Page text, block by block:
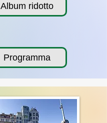
Album ridotto
Programma